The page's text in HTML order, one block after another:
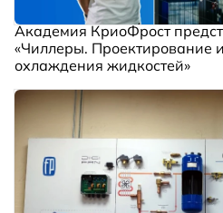
Академия КриоФрост
«Чиллеры. Проектирование
охлаждения жидкостей»